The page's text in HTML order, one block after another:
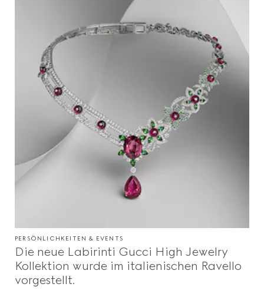
PERSÖNLICHKEITEN & EVENTS
Die neue Labirinti Gucci High Jewelry
Kollektion wurde im italienischen Ravello
vorgestellt.